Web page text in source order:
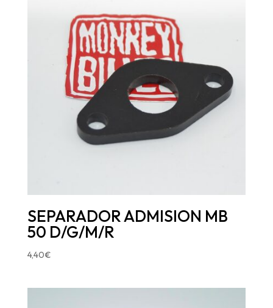
SEPARADOR ADMISION MB
50 D/G/M/R
4,40€